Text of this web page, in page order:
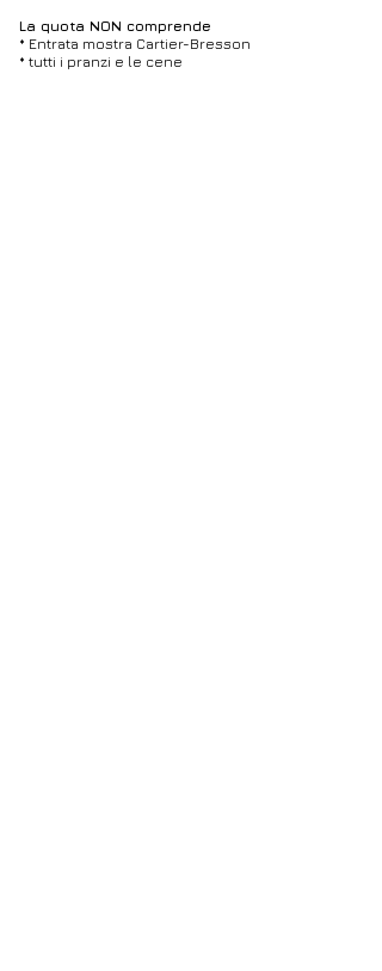
La quota NON comprende
* Entrata mostra Cartier-Bresson
* tutti i pranzi e le cene